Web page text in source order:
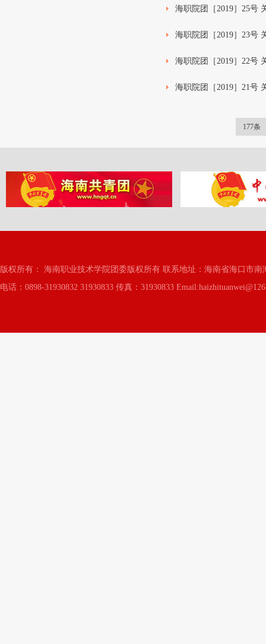
海职院团［2019］25号
海职院团［2019］23号
海职院团［2019］22号
海职院团［2019］21号
177条
版权所有： 海南职业技术学院团委版权所有 联系地址：海南省海口市南
电话：0898-31930832 31930833 传真：31930833